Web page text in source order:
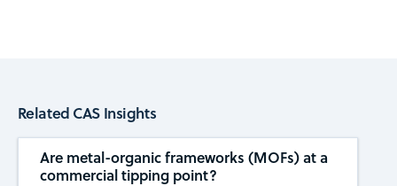
Related CAS Insights
Are metal-organic frameworks (MOFs) at a
commercial tipping ​​point?